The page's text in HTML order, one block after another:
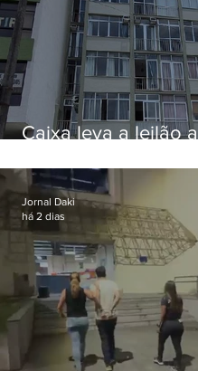
Caixa leva a leilão
Botafogo
Jornal Daki
há 2 dias